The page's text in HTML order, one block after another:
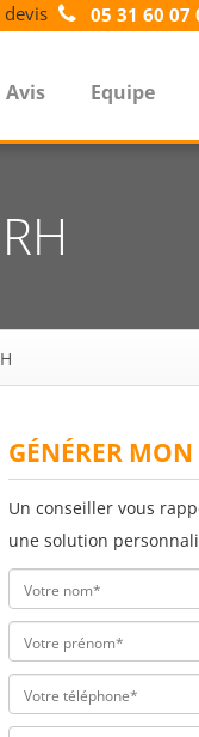
devis 05 31 60 07
Avis Equipe
GÉNÉRER MON
Un conseiller vous
une solution